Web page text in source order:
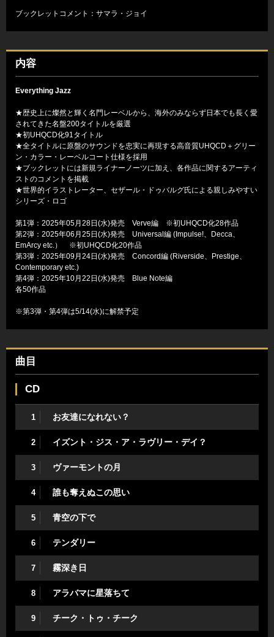
ブックレットコメント：サマラ・ジョイ
内容
Everything Jazz
★歴史上に燦然と輝く名門レーベルから、海外のみならず日本でも長く愛
されてきた名盤200タイトルを厳選
★初UHQCD化91タイトル
★全タイトルに原盤のサウンドを忠実に再現する高音質UHQCD＋グリー
ン・カラー・レーベルコート仕様を採用
★ブックレットには新規ライナーノーツに加え、各作品に関するアーティ
ストのコメントを掲載
★世界的イラストレーター、セザール・ドゥバルグ氏による親しみやすい
シリーズ・ロゴ
第1弾：2025年05月28日(水)発売 Verve編 ※初UHQCD化28作品
第2弾：2025年06月25日(水)発売 Universal編 (Impulse!、Decca、
EmArcy etc.） ※初UHQCD化20作品
第3弾：2025年09月24日(水)発売 Concord編 (Riverside、Prestige、
Contemporary etc.)
第4弾：2025年10月22日(水)発売 Blue Note編
各50作品
※第3弾・第4弾は5/14(水)に解禁予定
曲目
CD
1 お友達になれない？
2 イズント・ジス・ア・ラヴリー・デイ？
3 ヴァーモントの月
4 誰も奪えぬこの思い
5 青空の下で
6 テンダリー
7 霧深き日
8 アラバマに星落ちて
9 チーク・トゥ・チーク